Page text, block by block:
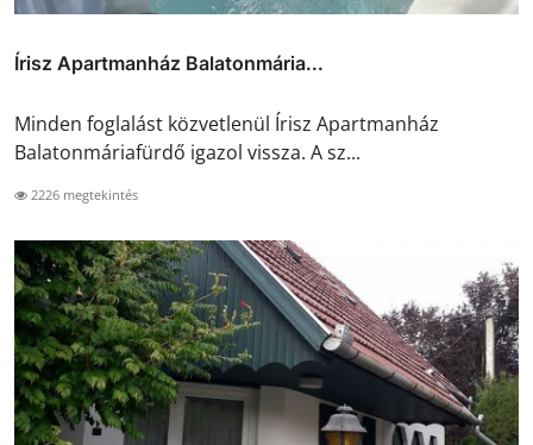
Írisz Apartmanház Balatonmária...
Minden foglalást közvetlenül Írisz Apartmanház
Balatonmáriafürdő igazol vissza. A sz...
2226 megtekintés